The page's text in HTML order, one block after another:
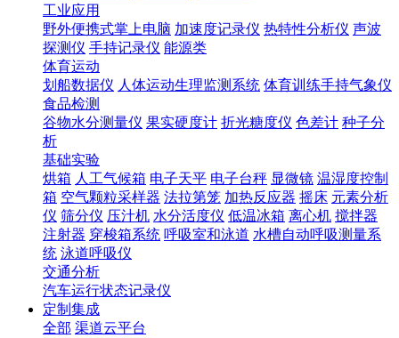
工业应用
野外便携式掌上电脑 加速度记录仪 热特性分析仪 声波
探测仪 手持记录仪 能源类
体育运动
划船数据仪 人体运动生理监测系统 体育训练手持气象仪
食品检测
谷物水分测量仪 果实硬度计 折光糖度仪 色差计 种子分
析
基础实验
烘箱 人工气候箱 电子天平 电子台秤 显微镜 温湿度控制
箱 空气颗粒采样器 法拉第笼 加热反应器 摇床 元素分析
仪 筛分仪 压汁机 水分活度仪 低温冰箱 离心机 搅拌器
注射器 穿梭箱系统 呼吸室和泳道 水槽自动呼吸测量系
统 泳道呼吸仪
交通分析
汽车运行状态记录仪
定制集成
全部 渠道云平台